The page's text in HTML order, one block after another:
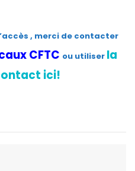
, merci de contacter
CFTC ou utiliser la
ici!